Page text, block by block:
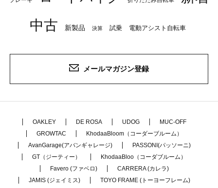
中古
新製品 決算 試乗 電動アシスト自転車
メールマガジン登録
OAKLEY DE ROSA UDOG
MUC-OFF
GROWTAC
KhodaaBloom（コーダーブルーム）
AvanGarage(アバンギャレージ)
PASSONI(パッソーニ)
GT（ジーティー）
KhodaaBloo（コーダブルーム）
Favero (ファベロ)
CARRERA (カレラ)
JAMIS (ジェイミス)
TOYO FRAME (トーヨーフレーム)